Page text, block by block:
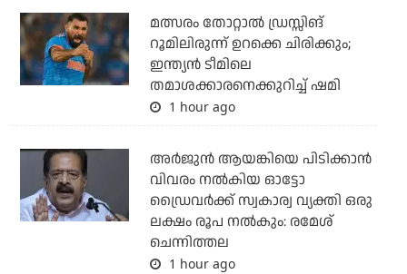
മത്സരം തോറ്റാല്‍ ഡ്രസ്സിങ്
റൂമിലിരുന്ന് ഉറക്കെ ചിരിക്കും;
ഇന്ത്യന്‍ ടീമിലെ
തമാശക്കാരനെക്കുറിച്ച് ഷമി
1 hour ago
അര്‍ജുന്‍ ആയങ്കിയെ പിടിക്കാന്‍
വിവരം നല്‍കിയ ഓട്ടോ
ഡ്രൈവര്‍ക്ക് സ്വകാര്വ വ്യക്തി ഒരു
ലക്ഷം രൂപ നല്‍കും: രമേശ്
ചെന്നിത്തല
1 hour ago